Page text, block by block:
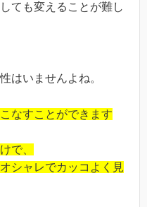
ても変えることが難し
はいませんよね。
なすことができます
で、
シャレでカッコよく見